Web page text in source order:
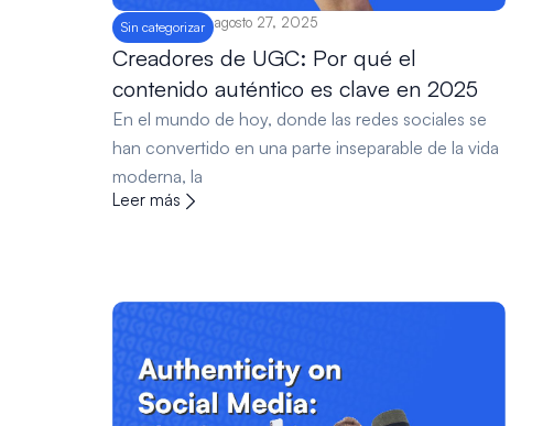
Sin categorizar agosto 27, 2025
Creadores de UGC: Por qué el
contenido auténtico es clave en 2025
En el mundo de hoy, donde las redes sociales se
han convertido en una parte inseparable de la vida
moderna, la
Leer más